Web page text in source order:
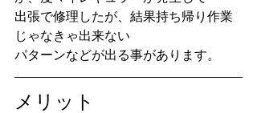
出張で修理したが、結果持ち帰り作業
じゃなきゃ出来ない
パターンなどが出る事があります。
メリット